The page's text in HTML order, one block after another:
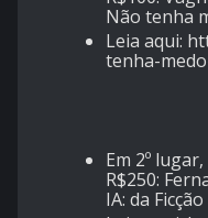
Não tenha
Leia aqui:
tenha-
Em 2º
R$250:
IA: da